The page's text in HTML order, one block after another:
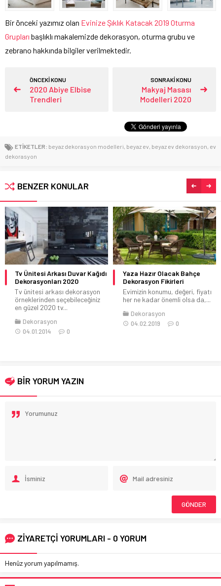
Bir önceki yazımız olan Evinize Şıklık Katacak 2019 Oturma
Grupları başlıklı makalemizde dekorasyon, oturma grubu ve
zebrano hakkında bilgiler verilmektedir.
ÖNCEKİ KONU
2020 Abiye Elbise
Trendleri
SONRAKİ KONU
Makyaj Masası
Modelleri 2020
ETİKETLER: beyaz dekorasyon modelleri beyaz ev beyaz ev dekorasyon ev
dekorasyon
BENZER KONULAR
Tv Ünitesi Arkası Duvar Kağıdı
Dekorasyonları 2020
Tv ünitesi arkası dekorasyon
örneklerinden seçebileceğiniz
en güzel 2020 tv...
Dekorasyon
04.01.2014
0
Yaza Hazır Olacak Bahçe
Dekorasyon Fikirleri
Evimizin konumu, değeri, fiyatı
her ne kadar önemli olsa da,...
Dekorasyon
04.02.2019
0
BİR YORUM YAZIN
ZİYARETÇİ YORUMLARI - 0 YORUM
Henüz yorum yapılmamış.